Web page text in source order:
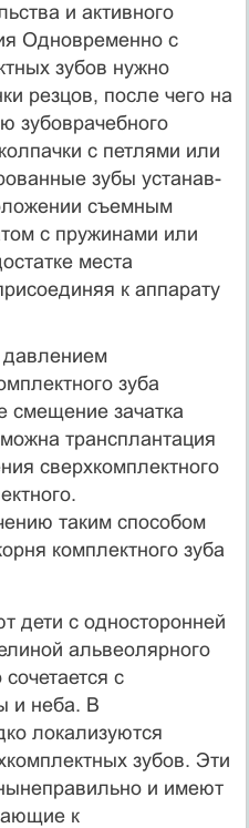
и активного
Одновре­менно с
зубов нужно
резцов, после чего на
зубоврачебного
с петлями или
зубы устанав­
съемным
с пружинами или
места
к аппарату
давлением
зуба
смещение зачатка
трансплантация
сверхкомплектного
таким способом
комплектного зуба
дети с односторонней
альвеолярного
с
и неба. В
локализуются
зубов. Эти
и имеют
к